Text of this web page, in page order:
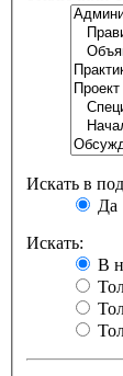
Искать в
Да
Искать:
В